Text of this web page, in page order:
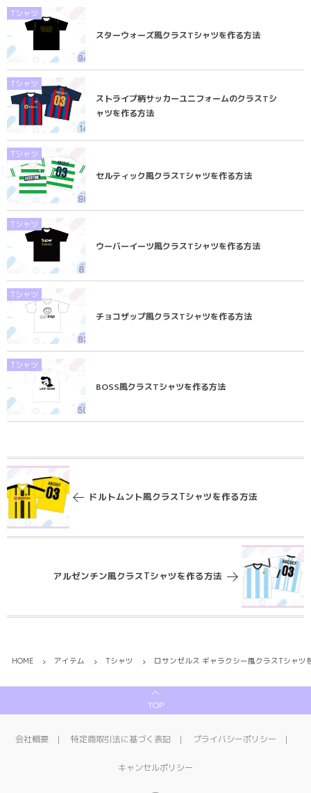
Tシャツ
スターウォーズ風クラスTシャツを作る方法
Tシャツ
ストライプ柄サッカーユニフォームのクラスTシ
ャツを作る方法
Tシャツ
セルティック風クラスTシャツを作る方法
Tシャツ
ウーバーイーツ風クラスTシャツを作る方法
Tシャツ
チョコザップ風クラスTシャツを作る方法
Tシャツ
BOSS風クラスTシャツを作る方法
ドルトムント風クラスTシャツを作る方法
アルゼンチン風クラスTシャツを作る方法
HOME アイテム Tシャツ ロサンゼルス ギャラクシー風クラスTシャツ
TOP
会社概要 特定商取引法に基づく表記 プライバシーポリシー
キャンセルポリシー